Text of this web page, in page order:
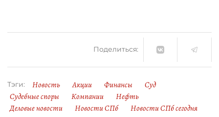
Поделиться:
Тэги: Новость Акции Финансы
Суд
Судебные споры
Компании
Нефть
Деловые новости
Новости СПб Новости СПб сегодня